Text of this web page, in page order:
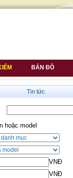
BẢN ĐỒ
Tin tức
hoặc model
VNĐ
VNĐ